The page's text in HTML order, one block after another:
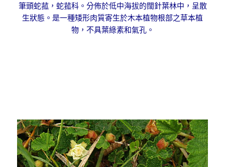
筆頭蛇菰，蛇菰科。分佈於低中海拔的闊針葉林中，呈散
生狀態。是一種矮形肉質寄生於木本植物根部之草本植
物，不具葉綠素和氣孔。